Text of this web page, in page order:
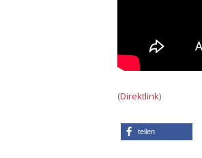
(Direktlink)
teilen